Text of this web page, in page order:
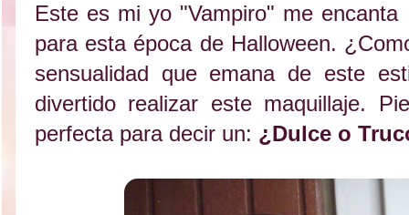
Este es mi yo "Vampiro" me
para esta época de Halloween.
sensualidad que emana de este
divertido realizar este maquillaje.
perfecta para decir un: ¿Dulce o